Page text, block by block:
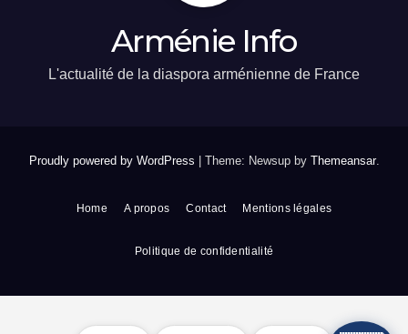
Arménie Info
L'actualité de la diaspora arménienne de France
Proudly powered by WordPress Theme: Newsup by Themeansar.
Home A propos Contact Mentions légales
Politique de confidentialité